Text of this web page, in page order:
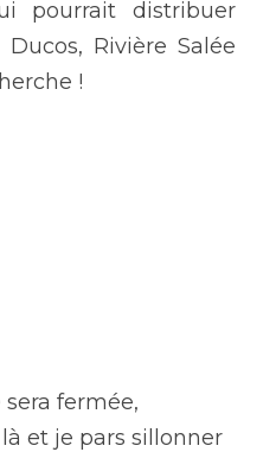
pourrait distribuer
Rivière Salée
!
fermée,
et je pars sillonner